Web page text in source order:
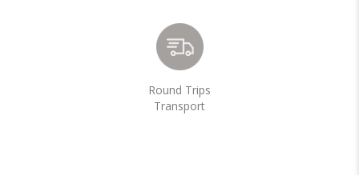
Round Trips
Transport